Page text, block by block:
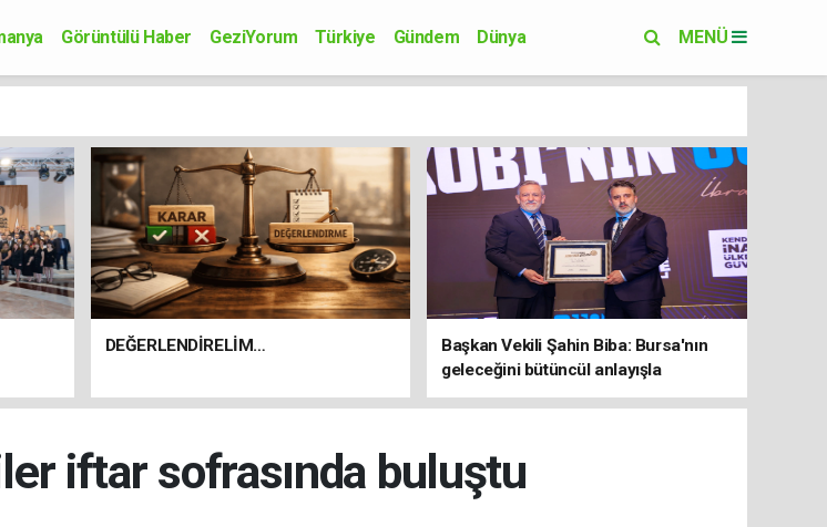
Görüntülü Haber GeziYorum Türkiye Gündem
Dünya
MENÜ
DEĞERLENDİRELİM…
Başkan Vekili Şahin Biba: Bursa'nın
geleceğini bütüncül anlayışla
planlıyoruz
iftar sofrasında buluştu